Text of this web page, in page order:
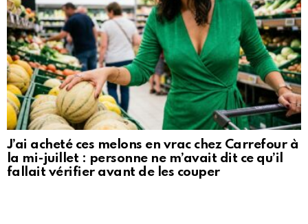
J’ai acheté ces melons en vrac chez Carrefour à
la mi-juillet : personne ne m’avait dit ce qu’il
fallait vérifier avant de les couper